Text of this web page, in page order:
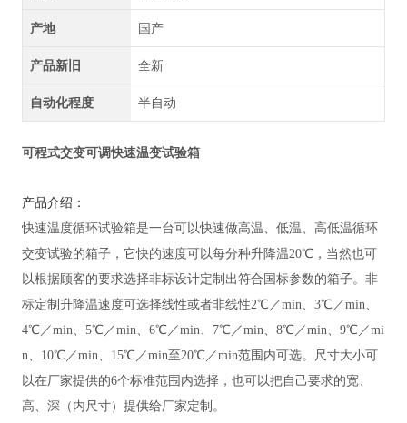
产地 国产
产品新旧 全新
自动化程度 半自动
可程式交变可调快速温变试验箱
产品介绍：
快速温度循环试验箱是一台可以快速做高温、低温、高低温循环
交变试验的箱子，它快的速度可以每分种升降温20℃，当然也可
以根据顾客的要求选择非标设计定制出符合国标参数的箱子。非
标定制升降温速度可选择线性或者非线性2℃／min、3℃／min、
4℃／min、5℃／min、6℃／min、7℃／min、8℃／min、9℃／mi
n、10℃／min、15℃／min至20℃／min范围内可选。尺寸大小可
以在厂家提供的6个标准范围内选择，也可以把自己要求的宽、
高、深（内尺寸）提供给厂家定制。